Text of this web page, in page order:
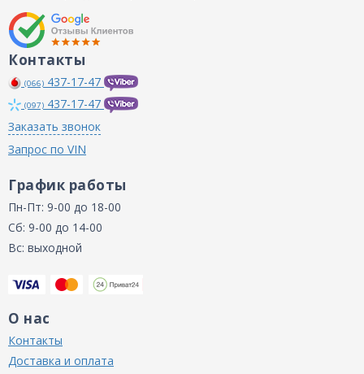
Контакты
(066) 437-17-47
(097) 437-17-47
Заказать звонок
Запрос по VIN
График работы
Пн-Пт: 9-00 до 18-00
Сб: 9-00 до 14-00
Вс: выходной
О нас
Контакты
Доставка и оплата